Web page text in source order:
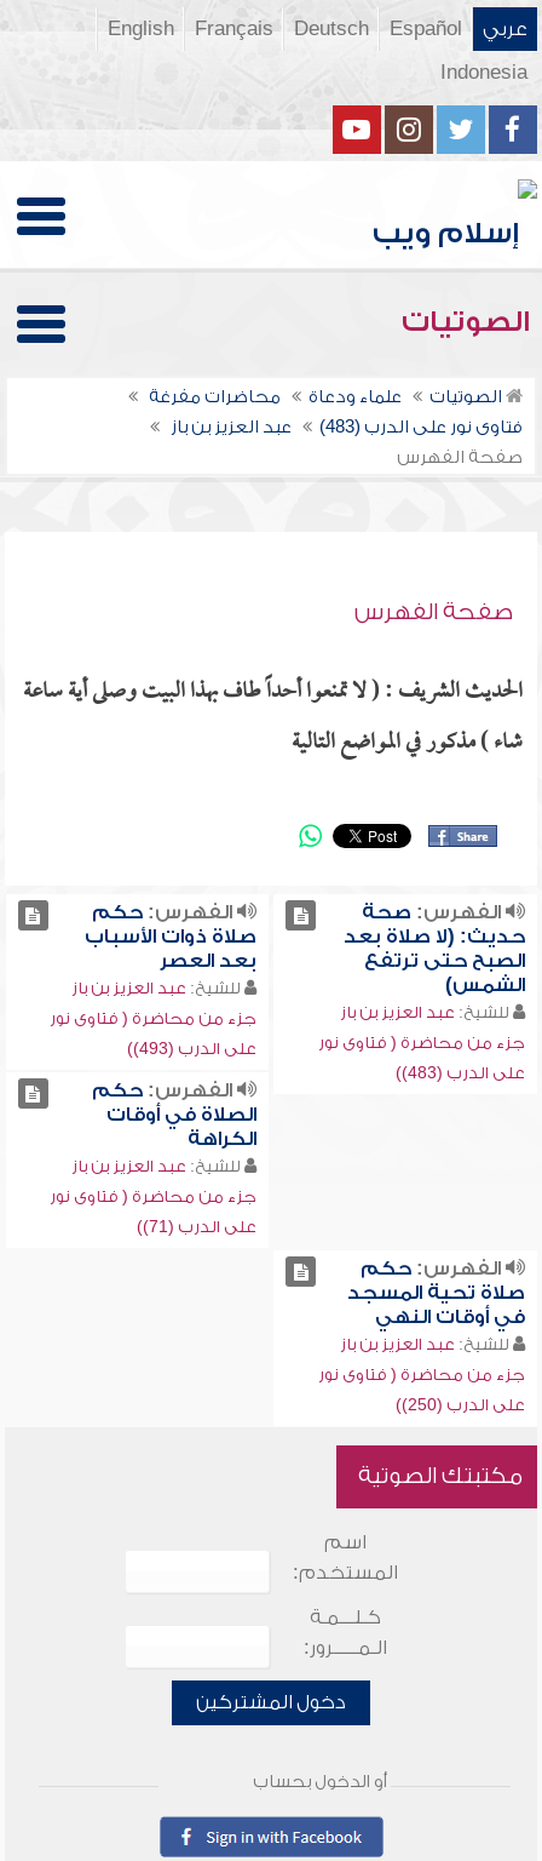
عربي Español
Deutsch
Français
English
Indonesia
الصوتيات
الصوتيات علماء ودعاة
محاضرات مفرغة
فتاوى نور على الدرب (483)
عبد العزيز بن باز
صفحة الفهرس
صفحة الفهرس
الحديث الشريف : ( لا تمنعوا أحداً طاف بهذا البيت وصلى أية ساعة
شاء ) مذكور في المواضع التالية
الفهرس: صحة
حديث: (لا صلاة بعد
الصبح حتى ترتفع
الشمس)
للشيخ: عبد العزيز بن باز
جزء من محاضرة ( فتاوى نور
على الدرب (483))
الفهرس:حكم
صلاة ذوات الأسباب
بعد العصر
للشيخ: عبد العزيز بن باز
جزء من محاضرة ( فتاوى نور
على الدرب (493))
الفهرس:حكم
الصلاة في أوقات
الكراهة
للشيخ: عبد العزيز بن باز
جزء من محاضرة ( فتاوى نور
على الدرب (71))
الفهرس:حكم
صلاة تحية المسجد
في أوقات النهي
للشيخ: عبد العزيز بن باز
جزء من محاضرة ( فتاوى نور
على الدرب (250))
مكتبتك الصوتية
اسم
المستخدم:
كـلـــمـة
الـمـــــرور:
دخول المشتركين
أو الدخول بحساب